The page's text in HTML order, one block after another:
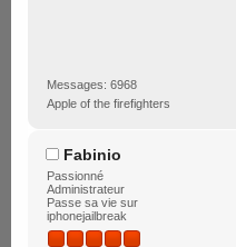
Messages: 6968
Apple of the firefighters
Fabinio
Passionné
Administrateur
Passe sa vie sur
iphonejailbreak